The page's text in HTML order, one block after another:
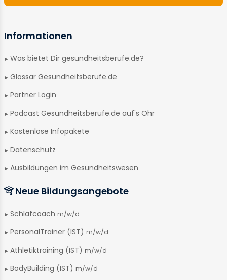
Informationen
Was bietet Dir gesundheitsberufe.de?
Glossar Gesundheitsberufe.de
Partner Login
Podcast Gesundheitsberufe.de auf's Ohr
Kostenlose Infopakete
Datenschutz
Ausbildungen im Gesundheitswesen
Neue Bildungsangebote
Schlafcoach m/w/d
PersonalTrainer (IST) m/w/d
Athletiktraining (IST) m/w/d
BodyBuilding (IST) m/w/d